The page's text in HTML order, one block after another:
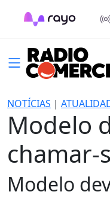
NOTÍCIAS |
Modelo
chamar-
Modelo